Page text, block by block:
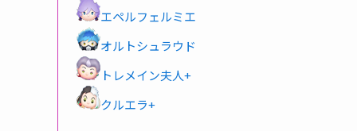
エペルフェルミエ
オルトシュラウド
トレメイン夫人+
クルエラ+